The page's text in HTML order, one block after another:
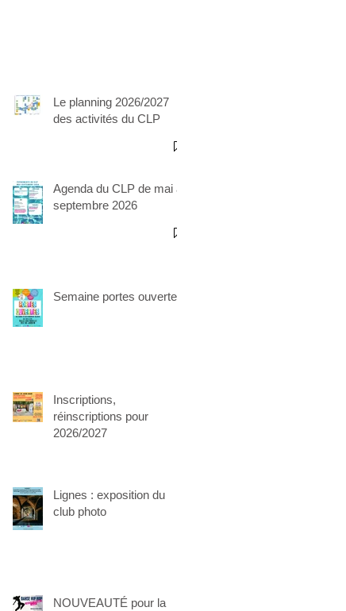
Le planning 2026/2027
des activités du CLP
Agenda du CLP de mai à
septembre 2026
Semaine portes ouvertes
Inscriptions,
réinscriptions pour
2026/2027
Lignes : exposition du
club photo
NOUVEAUTÉ pour la